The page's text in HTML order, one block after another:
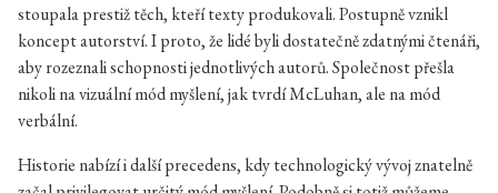
stoupala prestiž těch, kteří texty produkovali. Postupně vznikl
koncept autorství. I proto, že lidé byli dostatečně zdatnými čtenáři,
aby rozeznali schopnosti jednotlivých autorů. Společnost přešla
nikoli na vizuální mód myšlení, jak tvrdí McLuhan, ale na mód
verbální.
Historie nabízí i další precedens, kdy technologický vývoj znatelně